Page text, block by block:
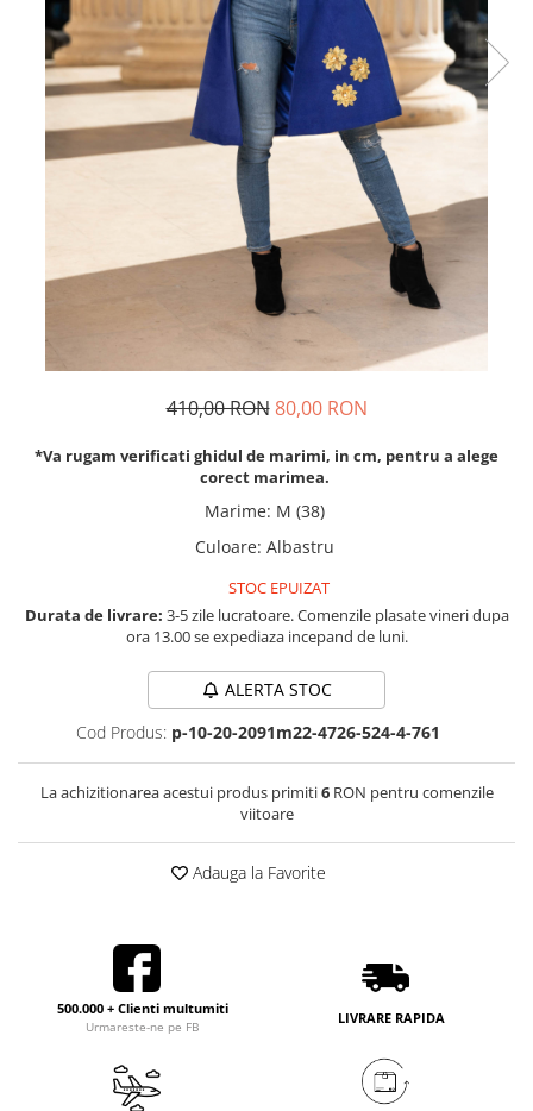
Rochii din dantela
Rochii din tafta
Rochii cu paiete
Rochii din catifea
Rochii din Barbie/Bistrech
Rochii cu imprimeu
410,00 RON 80,00 RON
*Va rugam verificati ghidul de marimi, in cm, pentru a alege
corect marimea.
Marime: M (38)
Culoare: Albastru
STOC EPUIZAT
Durata de livrare: 3-5 zile lucratoare. Comenzile plasate vineri dupa
ora 13.00 se expediaza incepand de luni.
ALERTA STOC
Cod Produs: p-10-20-2091m22-4726-524-4-761
La achizitionarea acestui produs primiti6RON pentru comenzile
viitoare
Adauga la Favorite
500.000 + Clienti multumiti
Urmareste-ne pe FB
LIVRARE RAPIDA